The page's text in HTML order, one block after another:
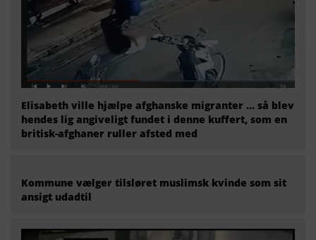
Elisabeth ville hjælpe afghanske migranter … så blev
hendes lig angiveligt fundet i denne kuffert, som en
britisk-afghaner ruller afsted med
Kommune vælger tilsløret muslimsk kvinde som sit
ansigt udadtil